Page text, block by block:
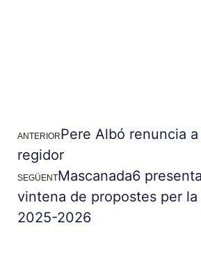
ANTERIORPere Albó renuncia a
regidor
SEGÜENTMascanada6
vintena de propostes per la
2025-2026